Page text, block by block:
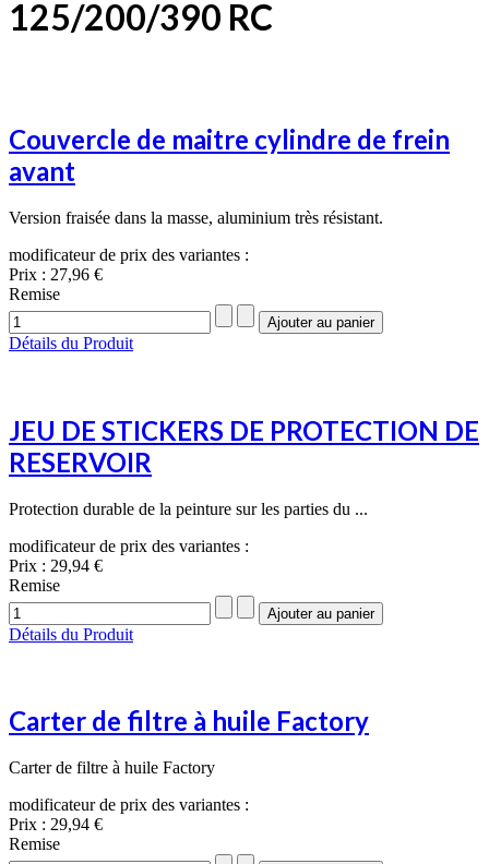
125/200/390 RC
Couvercle de maitre cylindre de frein
avant
Version fraisée dans la masse, aluminium très résistant.
modificateur de prix des variantes :
Prix : 27,96 €
Remise
Détails du Produit
JEU DE STICKERS DE PROTECTION DE
RESERVOIR
Protection durable de la peinture sur les parties du ...
modificateur de prix des variantes :
Prix : 29,94 €
Remise
Détails du Produit
Carter de filtre à huile Factory
Carter de filtre à huile Factory
modificateur de prix des variantes :
Prix : 29,94 €
Remise